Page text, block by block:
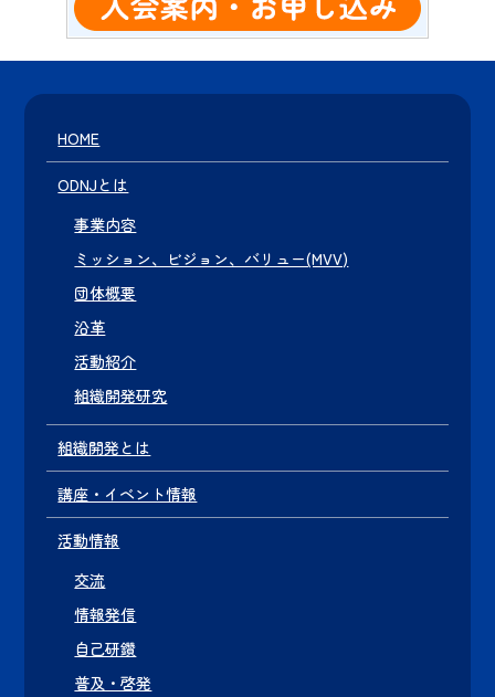
HOME
ODNJとは
事業内容
ミッション、ビジョン、バリュー(MVV)
団体概要
沿革
活動紹介
組織開発研究
組織開発とは
講座・イベント情報
活動情報
交流
情報発信
自己研鑽
普及・啓発